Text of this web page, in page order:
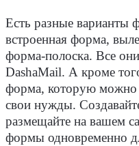
Есть разные варианты
встроенная форма,
форма-полоска. Все
DashaMail. А кроме
форма, которую можно
свои нужды.
размещайте на вашем
формы одновременно